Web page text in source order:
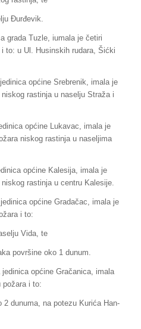
Đurđevik.
grada Tuzle, iumala je četiri
to: u Ul. Husinskih rudara, Šićki
općine Srebrenik, imala je
rastinja u naselju Straža i
općine Lukavac, imala je
niskog rastinja u naseljima
općine Kalesija, imala je
rastinja u centru Kalesije.
općine Gradačac, imala je
i to:
Vida, te
površine oko 1 dunum.
općine Gračanica, imala
požara i to:
dunuma, na potezu Kurića Han-